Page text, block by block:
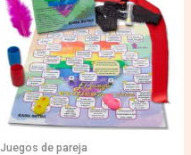
Juegos de pareja